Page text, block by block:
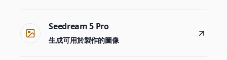
Seedream 5 Pro
生成可用於製作的圖像